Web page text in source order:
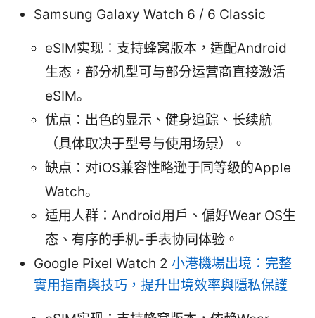
Samsung Galaxy Watch 6 / 6 Classic
eSIM实现：支持蜂窝版本，适配Android
生态，部分机型可与部分运营商直接激活
eSIM。
优点：出色的显示、健身追踪、长续航
（具体取决于型号与使用场景）。
缺点：对iOS兼容性略逊于同等级的Apple
Watch。
适用人群：Android用户、偏好Wear OS生
态、有序的手机-手表协同体验。
Google Pixel Watch 2 小港機場出境：完整
實用指南與技巧，提升出境效率與隱私保護